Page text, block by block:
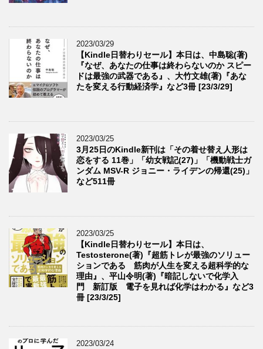
2023/03/29
【Kindle日替わりセール】本日は、中島聡(著)
『なぜ、あなたの仕事は終わらないのか スピー
ドは最強の武器である』、大竹文雄(著)『あな
たを変える行動経済学』など3冊 [23/3/29]
2023/03/25
3月25日のKindle新刊は「その着せ替え人形は
恋をする 11巻」「幼女戦記(27)」「機動戦士ガ
ンダム MSV-R ジョニー・ライデンの帰還(25)」
など511冊
2023/03/25
【Kindle日替わりセール】本日は、
Testosterone(著)『超筋トレが最強のソリュー
ションである 筋肉が人生を変える超科学的な
理由』、平山令明(著)『暗記しないで化学入
門 新訂版 電子を見れば化学はわかる』など3
冊 [23/3/25]
2023/03/24